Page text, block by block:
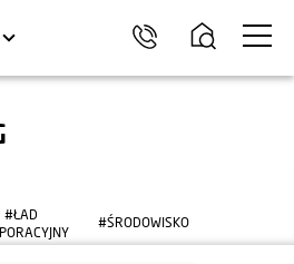
#ŁAD
#ŚRODOWISKO